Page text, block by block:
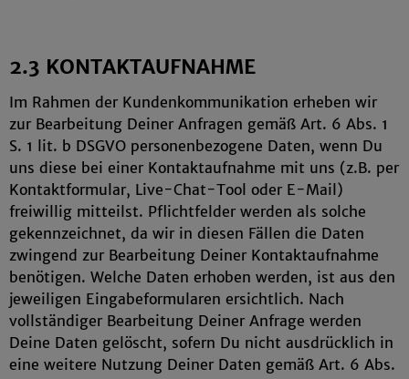
2.3 KONTAKTAUFNAHME
Im Rahmen der Kundenkommunikation erheben wir
zur Bearbeitung Deiner Anfragen gemäß Art. 6 Abs. 1
S. 1 lit. b DSGVO personenbezogene Daten, wenn Du
uns diese bei einer Kontaktaufnahme mit uns (z.B. per
Kontaktformular, Live-Chat-Tool oder E-Mail)
freiwillig mitteilst. Pflichtfelder werden als solche
gekennzeichnet, da wir in diesen Fällen die Daten
zwingend zur Bearbeitung Deiner Kontaktaufnahme
benötigen. Welche Daten erhoben werden, ist aus den
jeweiligen Eingabeformularen ersichtlich. Nach
vollständiger Bearbeitung Deiner Anfrage werden
Deine Daten gelöscht, sofern Du nicht ausdrücklich in
eine weitere Nutzung Deiner Daten gemäß Art. 6 Abs.